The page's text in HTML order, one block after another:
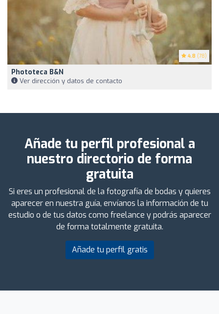
4.8 (78)
Phototeca B&N
Ver dirección y datos de contacto
Añade tu perfil profesional a
nuestro directorio de forma
gratuita
Si eres un profesional de la fotografía de bodas y quieres
aparecer en nuestra guía, envíanos la información de tu
estudio o de tus datos como freelance y podrás aparecer
de forma totalmente gratuita.
Añade tu perfil gratis